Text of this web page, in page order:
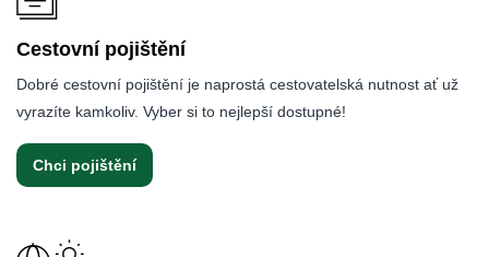
Cestovní pojištění
Dobré cestovní pojištění je naprostá cestovatelská nutnost ať už
vyrazíte kamkoliv. Vyber si to nejlepší dostupné!
Chci pojištění